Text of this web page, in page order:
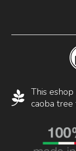
This
caoba